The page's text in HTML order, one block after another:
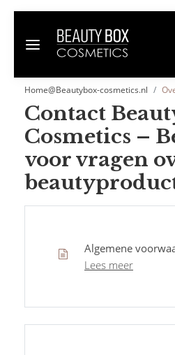
Home@Beautybox-cosmetics.nl
Contact
Cosmetics –
voor vragen
Algemene
Lees meer